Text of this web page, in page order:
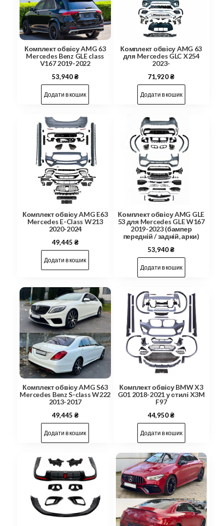
Комплект обвісу AMG 63
Mercedes Benz GLE class
V167 2019-2022
53,940₴
Додати в кошик
Комплект обвісу AMG 63
для Mercedes GLC X254
2023-
71,920₴
Додати в кошик
Комплект обвісу AMG E63
Mercedes E-Class W213
2020-2024
49,445 ₴
Додати в кошик
Комплект обвісу AMG GLE
53 для Mercedes GLE W167
2019-2023 (бампер
передній / задній, арки)
53,940₴
Додати в кошик
Комплект обвісу AMG S63
Mercedes Benz S-class W222
2013-2017
49,445 ₴
Додати в кошик
Комплект обвісу BMW X3
G01 2018-2021 у стилі X3M
F97
44,950₴
Додати в кошик